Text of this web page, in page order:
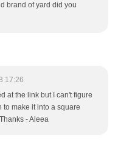
brand of yard did you
17:26
at the link but I can't figure
to make it into a square
- Aleea